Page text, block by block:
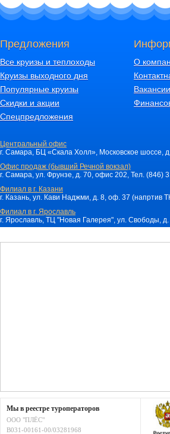
Предложения
Все круизы и теплоходы
Круизы выходного дня
Популярные круизы
Скидки и акции
Спецпредложения
О
Вакансии
Центральный офис
г. Самара, БЦ «Скала Холл», Московское шоссе,
Офис продаж (бывший Речной вокзал)
г. Самара, ул. Фрунзе, д. 70, офис 202, Тел. (846)
Филиал в г. Казани
г. Казань, ул. Кави Наджми, д. 8, оф. 37 (напртив
Филиал в г. Ярославль
г. Ярославль, ТЦ "Новая Галерея", ул. Свободы,
Мы в реестре туроператоров
ООО "ПЛЁС"
В031-00161-00/03281968